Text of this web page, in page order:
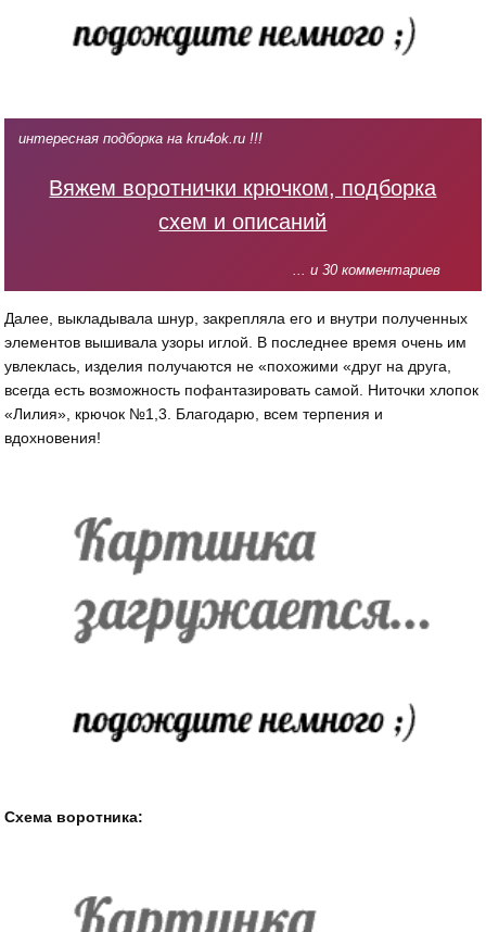
интересная подборка на kru4ok.ru !!!
Вяжем воротнички крючком, подборка
схем и описаний
... и 30 комментариев
Далее, выкладывала шнур, закрепляла его и внутри полученных
элементов вышивала узоры иглой. В последнее время очень им
увлеклась, изделия получаются не «похожими «друг на друга,
всегда есть возможность пофантазировать самой. Ниточки хлопок
«Лилия», крючок №1,3. Благодарю, всем терпения и
вдохновения!
Схема воротника: